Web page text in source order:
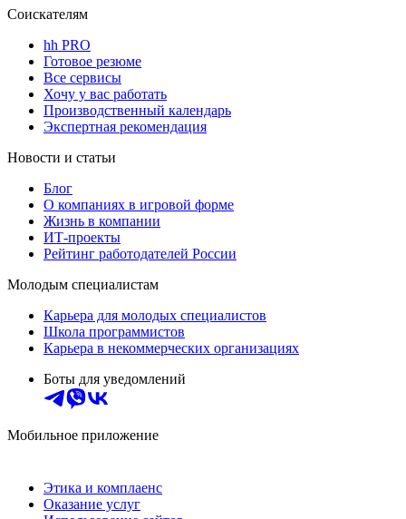
Соискателям
hh PRO
Готовое резюме
Все сервисы
Хочу у вас работать
Производственный календарь
Экспертная рекомендация
Новости и статьи
Блог
О компаниях в игровой форме
Жизнь в компании
ИТ-проекты
Рейтинг работодателей России
Молодым специалистам
Карьера для молодых специалистов
Школа программистов
Карьера в некоммерческих организациях
Боты для уведомлений
Мобильное приложение
Этика и комплаенс
Оказание услуг